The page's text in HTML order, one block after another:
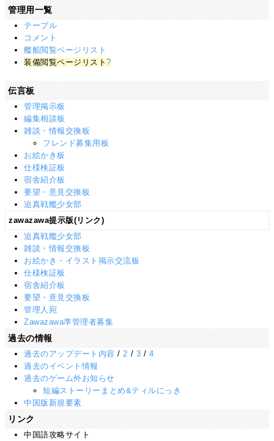
管理用一覧
テーブル
コメント
艦船閲覧ページリスト
装備閲覧ページリスト?
伝言板
管理掲示板
編集相談板
雑談・情報交換板
フレンド募集用板
お絵かき板
仕様検証板
宿舎紹介板
要望・意見交換板
迫真戦艦少女部
zawazawa提示版(リンク)
迫真戦艦少女部
雑談・情報交換板
お絵かき・イラスト掲示交流板
仕様検証板
宿舎紹介板
要望・意見交換板
管理人宛
Zawazawa準管理者募集
過去の情報
過去のアップデート内容 / 2 / 3 / 4
過去のイベント情報
過去のゲーム外お知らせ
短編ストーリーまとめ&ティルにっき
中国版新規要素
リンク
中国語攻略サイト